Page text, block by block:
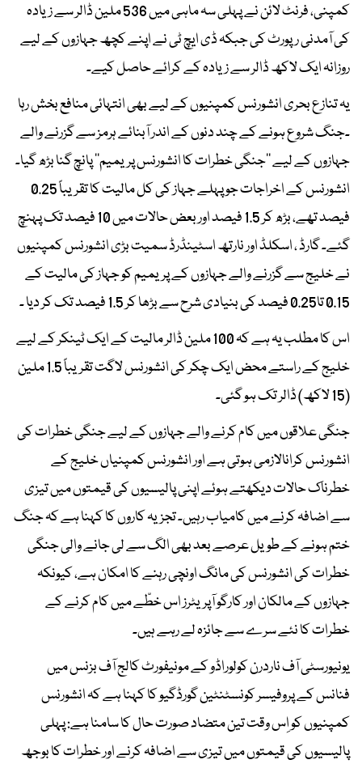
کمپنی، فرنٹ لائن نے پہلی سہ ماہی میں 536 ملین ڈالر سے زیادہ
کی آمدنی رپورٹ کی جبکہ ڈی ایچ ٹی نے اپنے کچھ جہازوں کے لیے
روزانہ ایک لاکھ ڈالر سے زیادہ کے کرائے حاصل کیے۔
یہ تنازع بحری انشورنس کمپنیوں کے لیے بھی انتہائی منافع بخش رہا
۔جنگ شروع ہونے کے چند دنوں کے اندر آبنائے ہرمز سے گزرنے والے
جہازوں کے لیے ’’جنگی خطرات کا انشورنس پریمیم‘‘ پانچ گنا بڑھ گیا۔
انشورنس کے اخراجات جو پہلے جہاز کی کل مالیت کا تقریباً 0.25
فیصد تھے، بڑھ کر 1.5 فیصد اور بعض حالات میں 10 فیصد تک پہنچ
گئے۔ گارڈ ، اسکلڈ اور نارتھ اسٹینڈرڈ سمیت بڑی انشورنس کمپنیوں
نے خلیج سے گزرنے والے جہازوں کے پریمیم کو جہاز کی مالیت کے
0.15 تا0.25 فیصد کی بنیادی شرح سے بڑھا کر 1.5 فیصد تک کر دیا ۔
اس کا مطلب یہ ہے کہ 100 ملین ڈالر مالیت کے ایک ٹینکر کے لیے
خلیج کے راستے محض ایک چکر کی انشورنس لاگت تقریباً 1.5 ملین
(15 لاکھ) ڈالر تک ہو گئی۔
جنگی علاقوں میں کام کرنے والے جہازوں کے لیے جنگی خطرات کی
انشورنس کرانالازمی ہوتی ہے اور انشورنس کمپنیاں خلیج کے
خطرناک حالات دیکھتے ہوئے اپنی پالیسیوں کی قیمتوں میں تیزی
سے اضافہ کرنے میں کامیاب رہیں۔ تجزیہ کاروں کا کہنا ہے کہ جنگ
ختم ہونے کے طویل عرصے بعد بھی الگ سے لی جانے والی جنگی
خطرات کی انشورنس کی مانگ اونچی رہنے کا امکان ہے، کیونکہ
جہازوں کے مالکان اور کارگو آپریٹرز اس خطّے میں کام کرنے کے
خطرات کا نئے سرے سے جائزہ لے رہے ہیں۔
یونیورسٹی آف ناردرن کولوراڈو کے مونیفورٹ کالج آف بزنس میں
فنانس کے پروفیسر کونسٹنٹین گورڈگیو کا کہنا ہے کہ انشورنس
کمپنیوں کو اِس وقت تین متضاد صورت حال کا سامنا ہے: پہلی
پالیسیوں کی قیمتوں میں تیزی سے اضافہ کرنے اور خطرات کا بوجھ